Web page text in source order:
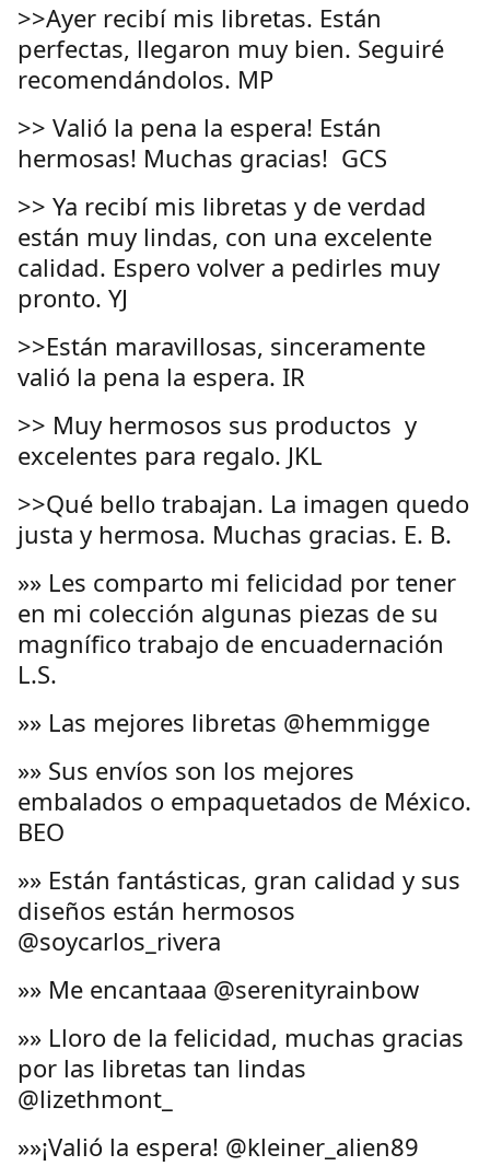
>>Ayer recibí mis libretas. Están
perfectas, llegaron muy bien. Seguiré
recomendándolos. MP
>> Valió la pena la espera! Están
hermosas! Muchas gracias! GCS
>> Ya recibí mis libretas y de verdad
están muy lindas, con una excelente
calidad. Espero volver a pedirles muy
pronto. YJ
>>Están maravillosas, sinceramente
valió la pena la espera. IR
>> Muy hermosos sus productos y
excelentes para regalo. JKL
>>Qué bello trabajan. La imagen quedo
justa y hermosa. Muchas gracias. E. B.
»» Les comparto mi felicidad por tener
en mi colección algunas piezas de su
magnífico trabajo de encuadernación
L.S.
»» Las mejores libretas @hemmigge
»» Sus envíos son los mejores
embalados o empaquetados de México.
BEO
»» Están fantásticas, gran calidad y sus
diseños están hermosos
@soycarlos_rivera
»» Me encantaaa @serenityrainbow
»» Lloro de la felicidad, muchas gracias
por las libretas tan lindas
@lizethmont_
»»¡Valió la espera! @kleiner_alien89